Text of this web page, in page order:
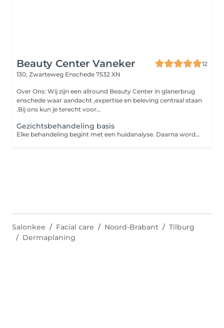
Beauty Center Vaneker
12
130, Zwarteweg Enschede 7532 XN
Over Ons: Wij zijn een allround Beauty Center in glanerbrug
enschede waar aandacht ,expertise en beleving centraal staan
.Bij ons kun je terecht voor...
Gezichtsbehandeling basis
Elke behandeling begint met een huidanalyse. Daarna wordt de huid grondig gereinigd en verzorgd, aangepast aan jou huidtype en wat je huid op dat moment nodig heeft .Voor wie snel resultaat wil is er onze basisbehandelingen. Reinigen, verzorgen, eventueel onzuiverheden verwijderen en afsluiten met een masker en dag crème. De huid voelt hierdoor schoner ,rustiger en zichtbaar frisser. Wij werken uitsluitend met lookx skincare
Salonkee Facial care Noord-Brabant
Tilburg
Dermaplaning